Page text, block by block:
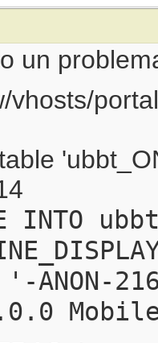
un
vhosts/
INTO
'-